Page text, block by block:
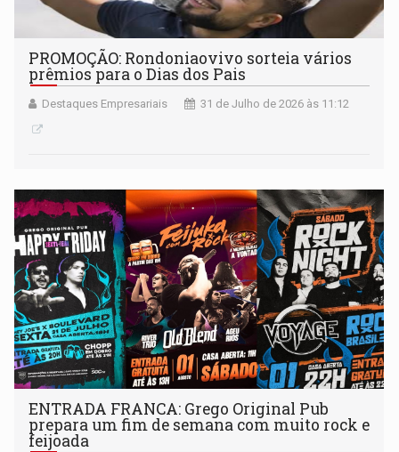
PROMOÇÃO: Rondoniaovivo sorteia vários
prêmios para o Dias dos Pais
Destaques Empresariais 31 de Julho de 2026 às 11:12
ENTRADA FRANCA: Grego Original Pub
prepara um fim de semana com muito rock e
feijoada